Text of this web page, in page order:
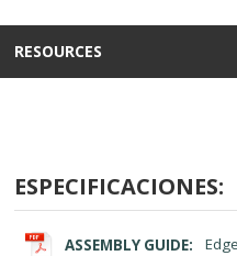
RESOURCES
ESPECIFICACIONES:
ASSEMBLY GUIDE: